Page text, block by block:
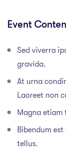
Event
Sed viverra
gravida.
At urna
Laoreet non
Magna etiam
Bibendum
tellus.